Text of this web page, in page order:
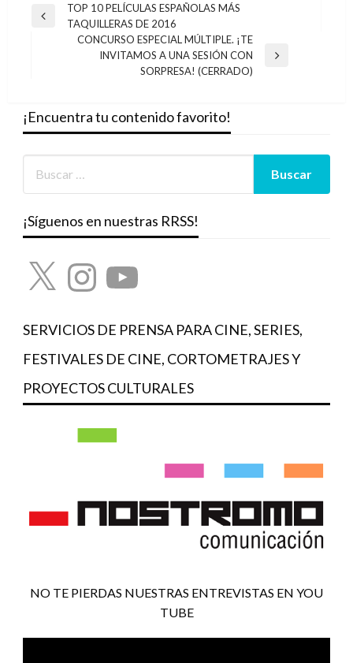
Navegación
Entrada
TOP 10 PELÍCULAS ESPAÑOLAS MÁS
TAQUILLERAS DE 2016
CONCURSO ESPECIAL MÚLTIPLE. ¡TE
INVITAMOS A UNA SESIÓN CON
SORPRESA! (CERRADO)
¡Encuentra tu contenido favorito!
¡Síguenos en nuestras RRSS!
X InstagramYouTube
SERVICIOS DE PRENSA PARA CINE, SERIES,
FESTIVALES DE CINE, CORTOMETRAJES Y
PROYECTOS CULTURALES
NO TE PIERDAS NUESTRAS ENTREVISTAS EN YOU
TUBE